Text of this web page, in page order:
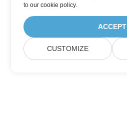
toour cookie policy.
ACCEPT
CUSTOMIZE